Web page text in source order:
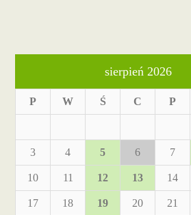
sierpień 2026
P W Ś C P
3 4 5 6 7
10 11 12 13 14
17 18 19 20 21